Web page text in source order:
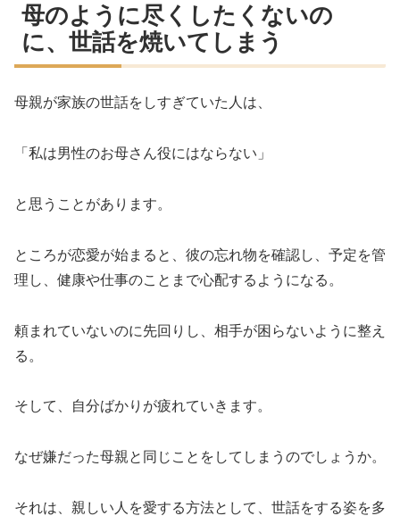
母のように尽くしたくないの
に、世話を焼いてしまう
母親が家族の世話をしすぎていた人は、
「私は男性のお母さん役にはならない」
と思うことがあります。
ところが恋愛が始まると、彼の忘れ物を確認し、予定を管
理し、健康や仕事のことまで心配するようになる。
頼まれていないのに先回りし、相手が困らないように整え
る。
そして、自分ばかりが疲れていきます。
なぜ嫌だった母親と同じことをしてしまうのでしょうか。
それは、親しい人を愛する方法として、世話をする姿を多